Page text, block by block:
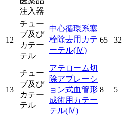
注入器
12
チュー
ブ及び
カテー
テル
中心循環系塞
栓除去用カテ
ーテル(Ⅳ)
65 32
13
チュー
ブ及び
カテー
テル
アテローム切
除アブレーシ
ョン式血管形
成術用カテー
テル(Ⅳ)
8 5